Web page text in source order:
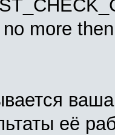
more
её